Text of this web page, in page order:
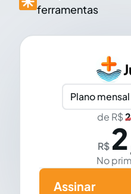
ferramentas
Plano mensal
de R$
R$
No
Assinar